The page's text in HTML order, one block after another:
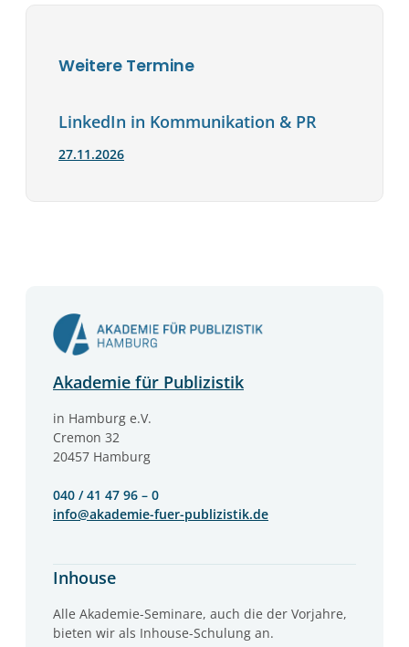
Weitere Termine
LinkedIn in Kommunikation & PR
27.11.2026
Akademie für Publizistik
in Hamburg e.V.
Cremon 32
20457 Hamburg
040 / 41 47 96 – 0
info@akademie-fuer-publizistik.de
Inhouse
Alle Akademie-Seminare, auch die der Vorjahre,
bieten wir als Inhouse-Schulung an.